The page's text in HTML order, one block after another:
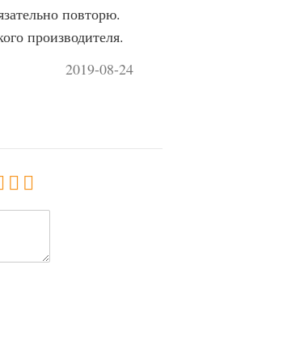
повторю.
производителя.
2019-08-24